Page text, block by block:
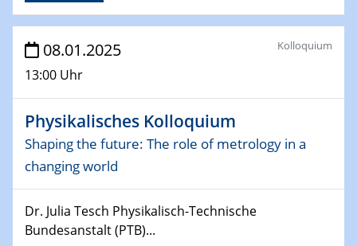
Sfb-trr247-all Seminar
CataLysis Joint Colloquium)
10.02.2025 - 11.02.2025
Sfb-trr247-all Workshop
UnOCat
11.02.2025
SFB/TRR 270 Kolloquium
11.02.2025
Social Hour
08.01.2025
13:00 Uhr
Kolloquium
Physikalisches Kolloquium
Shaping the future: The role of metrology in a
changing world
Dr. Julia Tesch Physikalisch-Technische
Bundesanstalt (PTB)...